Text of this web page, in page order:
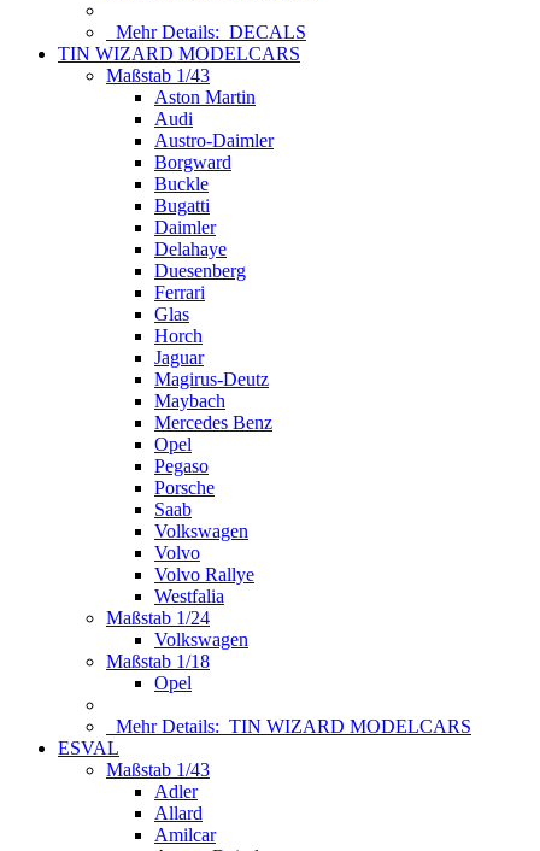
Mehr Details: DECALS
TIN WIZARD MODELCARS
Maßstab 1/43
Aston Martin
Audi
Austro-Daimler
Borgward
Buckle
Bugatti
Daimler
Delahaye
Duesenberg
Ferrari
Glas
Horch
Jaguar
Magirus-Deutz
Maybach
Mercedes Benz
Opel
Pegaso
Porsche
Saab
Volkswagen
Volvo
Volvo Rallye
Westfalia
Maßstab 1/24
Volkswagen
Maßstab 1/18
Opel
Mehr Details: TIN WIZARD MODELCARS
ESVAL
Maßstab 1/43
Adler
Allard
Amilcar